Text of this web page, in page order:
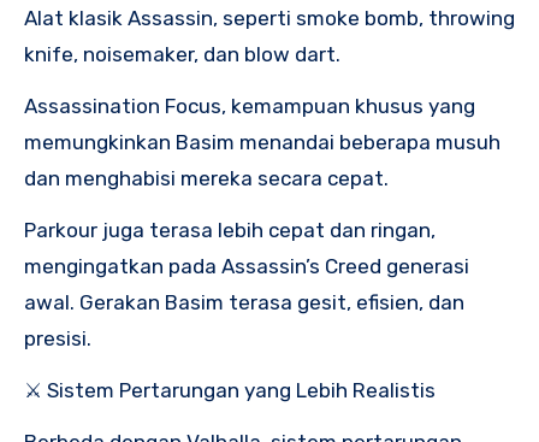
Alat klasik Assassin, seperti smoke bomb, throwing
knife, noisemaker, dan blow dart.
Assassination Focus, kemampuan khusus yang
memungkinkan Basim menandai beberapa musuh
dan menghabisi mereka secara cepat.
Parkour juga terasa lebih cepat dan ringan,
mengingatkan pada Assassin’s Creed generasi
awal. Gerakan Basim terasa gesit, efisien, dan
presisi.
⚔️ Sistem Pertarungan yang Lebih Realistis